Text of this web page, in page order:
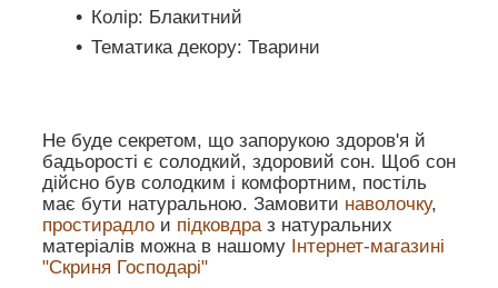
Колір: Блакитний
Тематика декору: Тварини
Не буде секретом, що запорукою здоров'я й
бадьорості є солодкий, здоровий сон. Щоб сон
дійсно був солодким і комфортним, постіль
має бути натуральною. Замовити наволочку,
простирадло и підковдраз натуральних
матеріалів можна в нашому Інтернет-магазині
"Скриня Господарі"